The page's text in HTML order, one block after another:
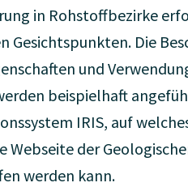
in Rohstoffbezirke
Die
und
beispielhaft
IRIS, auf
Webseite der
werden kann.